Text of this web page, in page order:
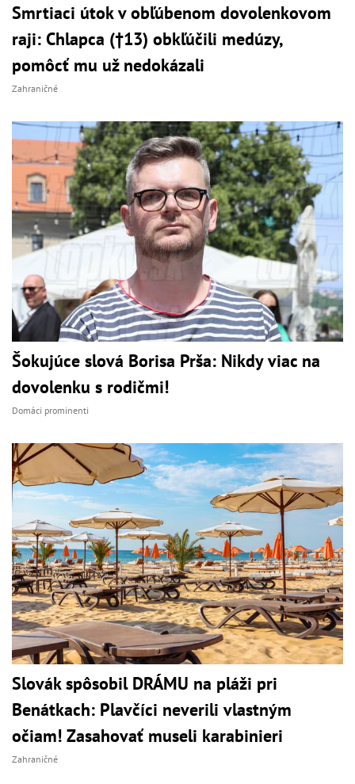
Smrtiaci útok v obľúbenom dovolenkovom
raji: Chlapca (†13) obkľúčili medúzy,
pomôcť mu už nedokázali
Zahraničné
Šokujúce slová Borisa Prša: Nikdy viac na
dovolenku s rodičmi!
Domáci prominenti
Slovák spôsobil DRÁMU na pláži pri
Benátkach: Plavčíci neverili vlastným
očiam! Zasahovať museli karabinieri
Zahraničné